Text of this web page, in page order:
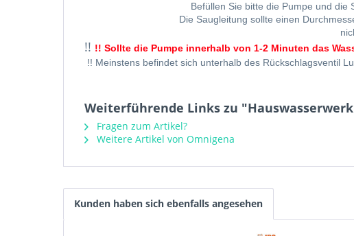
Befüllen Sie bitte die Pumpe und die
Die Saugleitung sollte einen
!! !! Sollte die Pumpe innerhalb von 1-2 Minuten das
!! Meinstens befindet sich unterhalb des Rückschlagsventil
Weiterführende Links zu
Fragen zum Artikel?
Weitere Artikel von Omnigena
Kunden haben sich ebenfalls angesehen